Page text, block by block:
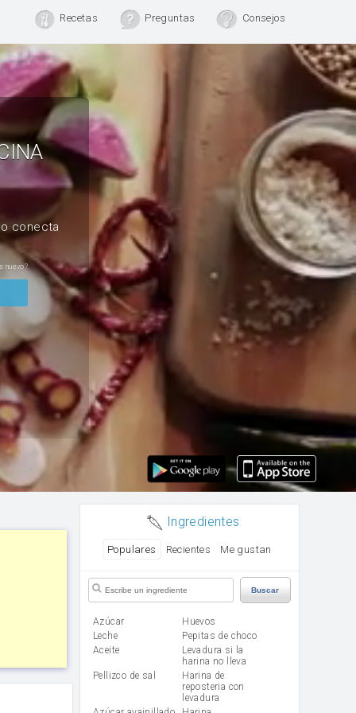
Recetas Preguntas Consejos
conecta
nuevo?
Ingredientes
Populares Recientes Me gustan
Buscar
Azúcar
huevos
leche
Pepitas de choco
aceite
Levadura si la
harina no lleva
Pellizco de sal
Harina de
reposteria con
levadura